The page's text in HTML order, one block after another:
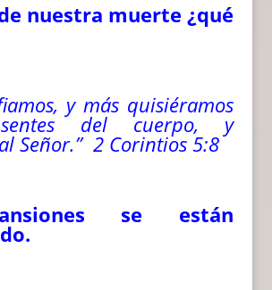
nuestra muerte ¿qué
y más quisiéramos
del cuerpo, y
Señor.” 2 Corintios 5:8
se están